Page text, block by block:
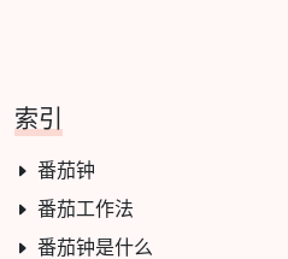
索引
番茄钟
番茄工作法
番茄钟是什么